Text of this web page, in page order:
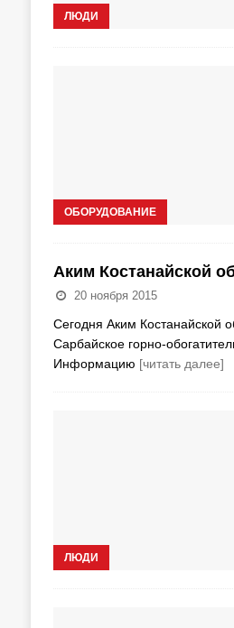
ЛЮДИ
ОБОРУДОВАНИЕ
Аким Костанайской
20 ноября 2015
Сегодня Аким Костанайской
Cарбайское горно-
Информацию [читать далее]
ЛЮДИ